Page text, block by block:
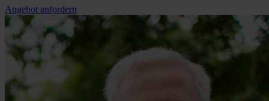
Angebot anfordern